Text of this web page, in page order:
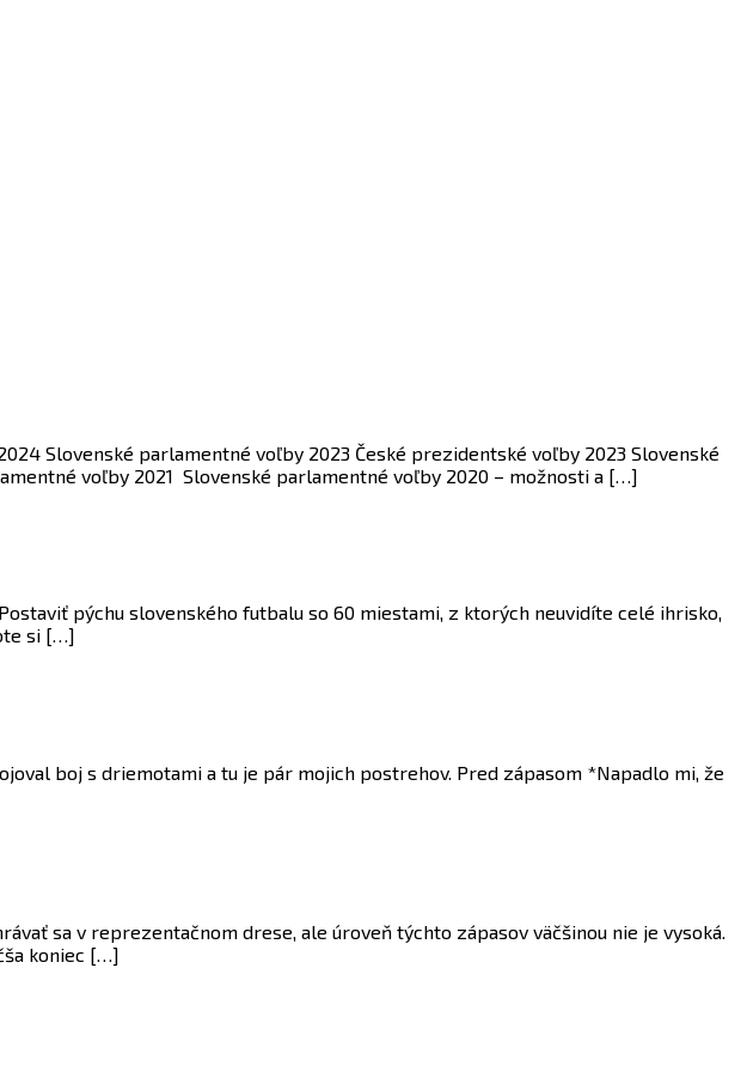
Slovenské parlamentné voľby 2023 České prezidentské voľby 2023 Slovenské
voľby 2021 Slovenské parlamentné voľby 2020 – možnosti a […]
pýchu slovenského futbalu so 60 miestami, z ktorých neuvidíte celé ihrisko,
si […]
boj s driemotami a tu je pár mojich postrehov. Pred zápasom *Napadlo mi, že
sa v reprezentačnom drese, ale úroveň týchto zápasov väčšinou nie je vysoká.
koniec […]